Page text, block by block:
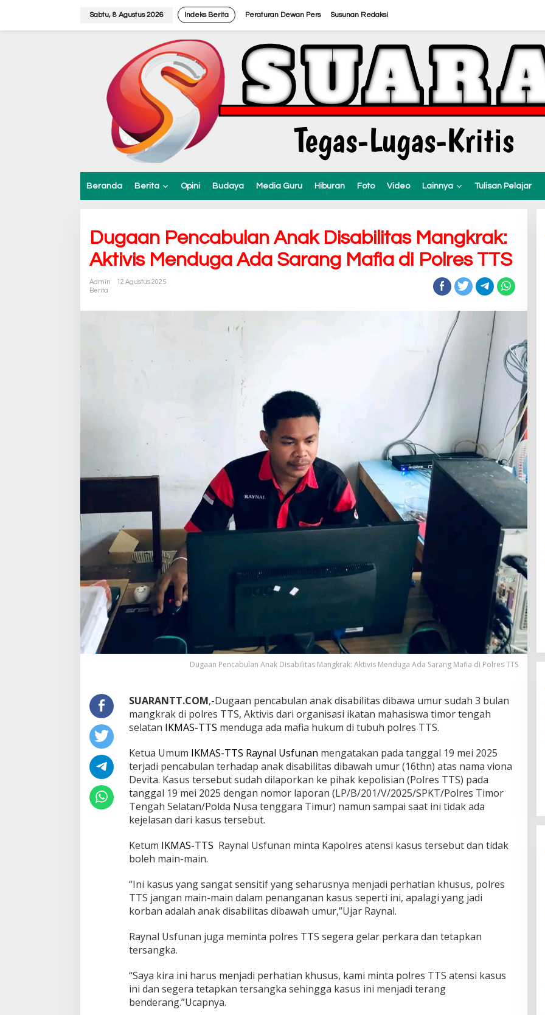
Sabtu, 8 Agustus 2026 Indeks Berita Peraturan Dewan Pers Susunan Redaksi
Beranda Berita Opini Budaya Media Guru Hiburan Foto Video Lainnya Tulisan Pelajar
Dugaan Pencabulan Anak Disabilitas Mangkrak:
Aktivis Menduga Ada Sarang Mafia di Polres TTS
Admin
12 Agustus 2025
Berita
Dugaan Pencabulan Anak Disabilitas Mangkrak: Aktivis Menduga Ada Sarang Mafia di Polres TTS
SUARANTT.COM,-Dugaan pencabulan anak disabilitas dibawa umur sudah 3 bulan
mangkrak di polres TTS, Aktivis dari organisasi ikatan mahasiswa timor tengah
selatan IKMAS-TTS menduga ada mafia hukum di tubuh polres TTS.
Ketua Umum IKMAS-TTS Raynal Usfunan mengatakan pada tanggal 19 mei 2025
terjadi pencabulan terhadap anak disabilitas dibawah umur (16thn) atas nama viona
Devita. Kasus tersebut sudah dilaporkan ke pihak kepolisian (Polres TTS) pada
tanggal 19 mei 2025 dengan nomor laporan (LP/B/201/V/2025/SPKT/Polres Timor
Tengah Selatan/Polda Nusa tenggara Timur) namun sampai saat ini tidak ada
kejelasan dari kasus tersebut.
Ketum IKMAS-TTS Raynal Usfunan minta Kapolres atensi kasus tersebut dan tidak
boleh main-main.
“Ini kasus yang sangat sensitif yang seharusnya menjadi perhatian khusus, polres
TTS jangan main-main dalam penanganan kasus seperti ini, apalagi yang jadi
korban adalah anak disabilitas dibawah umur,”Ujar Raynal.
Raynal Usfunan juga meminta polres TTS segera gelar perkara dan tetapkan
tersangka.
“Saya kira ini harus menjadi perhatian khusus, kami minta polres TTS atensi kasus
ini dan segera tetapkan tersangka sehingga kasus ini menjadi terang
benderang.”Ucapnya.
Rayakan HUT ke-52, DPD Provinsi
NTT Gelar Sejumlah Kegiatan.
Di Berita, Berita Daerah, Ekonomi, Politik
Januari 2025